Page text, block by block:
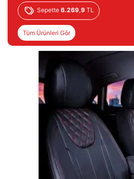
Sepette 6.269,9 TL
Tüm Ürünleri Gör